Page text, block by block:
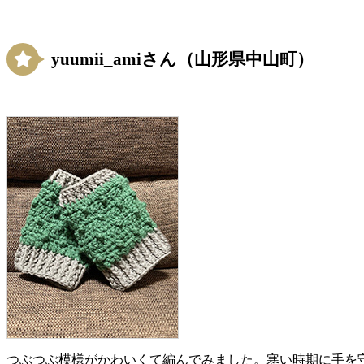
yuumii_amiさん（山形県中山町）
つぶつぶ模様がかわいくて編んでみました。寒い時期に手を